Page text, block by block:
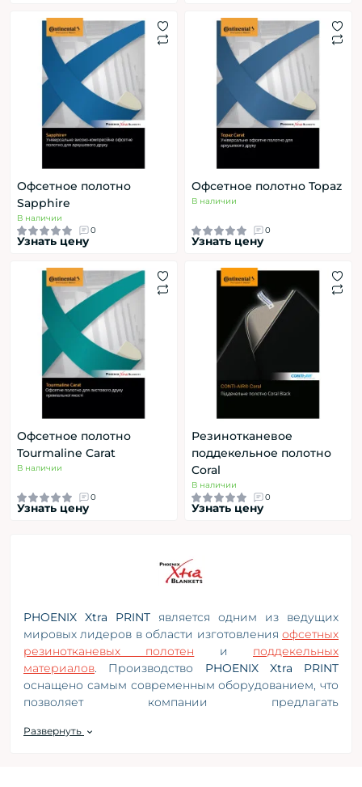
Офсетное полотно
Sapphire
В наличии
0
Узнать цену
Офсетное полотно Topaz
В наличии
0
Узнать цену
Офсетное полотно
Tourmaline Carat
В наличии
0
Узнать цену
Резинотканевое
поддекельное полотно
Coral
В наличии
0
Узнать цену
PHOENIX Xtra PRINT является одним из ведущих
мировых лидеров в области изготовления офсетных
резинотканевых полотен и поддекельных
материалов. Производство PHOENIX Xtra PRINT
оснащено самым современным оборудованием, что
позволяет компании предлагать
надежную клиентскую поддержку. Мы уверены, что
Развернуть